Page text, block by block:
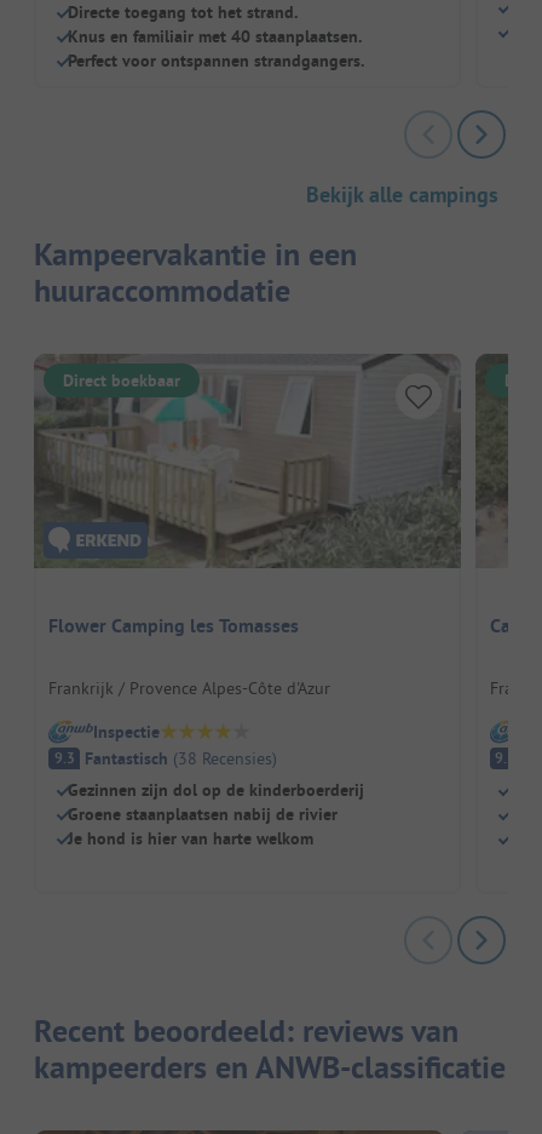
Directe toegang tot het strand.
Knus en familiair met 40 staanplaatsen.
Perfect voor ontspannen strandgangers.
Bekijk alle campings
Kampeervakantie in een
huuraccommodatie
Direct boekbaar
Flower Camping les Tomasses
Frankrijk / Provence Alpes-Côte d'Azur
Inspectie
9.3 Fantastisch (38 Recensies)
Gezinnen zijn dol op de kinderboerderij
Groene staanplaatsen nabij de rivier
Je hond is hier van harte welkom
9.1
Recent beoordeeld: reviews van
kampeerders en ANWB-classificatie